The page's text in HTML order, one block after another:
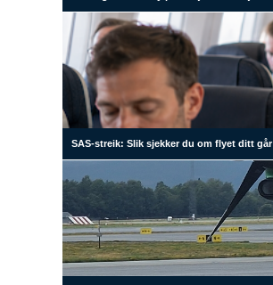
SAS-streik: Slik sjekker du om flyet ditt går